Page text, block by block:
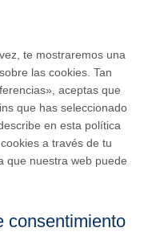
te mostraremos una
las cookies. Tan
aceptas que
que has seleccionado
en esta política
a través de tu
que nuestra web puede
consentimiento